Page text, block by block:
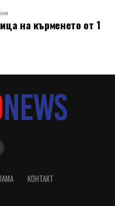
как се
на кърменето от 1
КОНТАКТ